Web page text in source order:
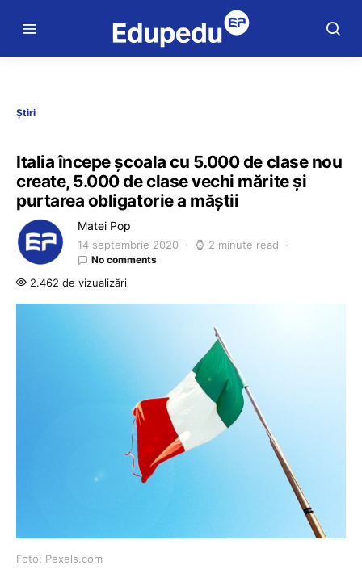
Știri
Italia începe școala cu 5.000 de clase nou
create, 5.000 de clase vechi mărite și
purtarea obligatorie a măştii
Matei Pop
14 septembrie 2020 2 minute read
No comments
2.462 de vizualizări
Foto: Pexels.com